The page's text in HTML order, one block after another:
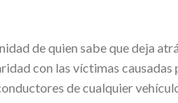
de quien sabe que deja
con las víctimas causadas
de cualquier